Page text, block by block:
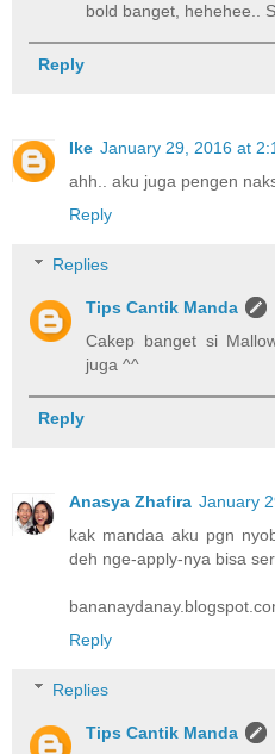
bold banget, hehehee..
Reply
Ike January 29, 2016 at
ahh.. aku juga pengen
Reply
Replies
Tips Cantik Manda
Cakep banget si
juga ^^
Reply
Anasya Zhafira January
kak mandaa aku pgn
deh nge-apply-nya bisa
Reply
Replies
Tips Cantik Manda